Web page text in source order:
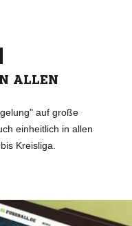
ALLEN
auf große
einheitlich in allen
Kreisliga.